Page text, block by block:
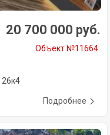
20 700 000 руб.
Объект №11664
26к4
Подробнее